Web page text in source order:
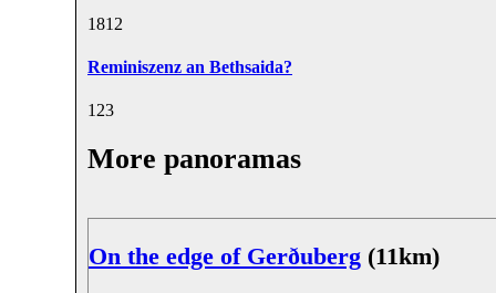
1812
Reminiszenz an Bethsaida?
123
More panoramas
On the edge of Gerðuberg (11km)